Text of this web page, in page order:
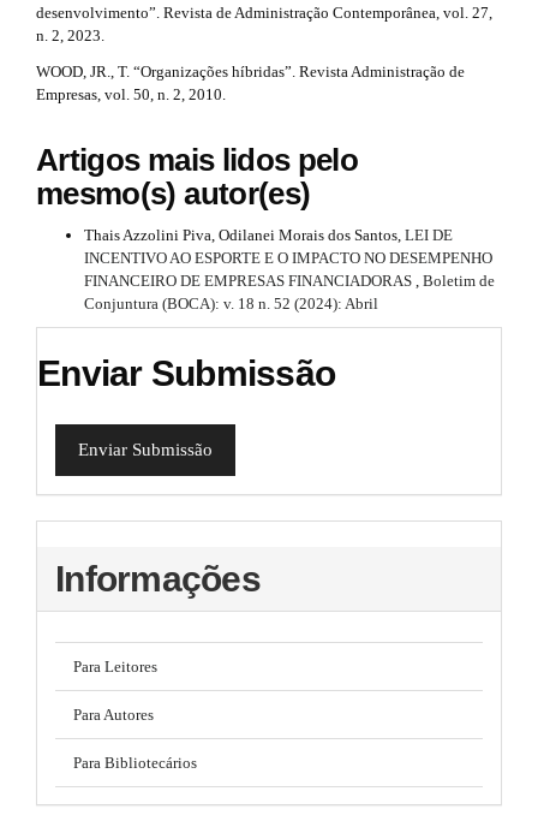
desenvolvimento”. Revista de Administração Contemporânea, vol. 27,
n. 2, 2023.
WOOD, JR., T. “Organizações híbridas”. Revista Administração de
Empresas, vol. 50, n. 2, 2010.
Artigos mais lidos pelo
mesmo(s) autor(es)
Thais Azzolini Piva, Odilanei Morais dos Santos, LEI DE
INCENTIVO AO ESPORTE E O IMPACTO NO DESEMPENHO
FINANCEIRO DE EMPRESAS FINANCIADORAS Boletim de
Conjuntura (BOCA): v. 18 n. 52 (2024): Abril
Enviar Submissão
Enviar Submissão
Informações
Para Leitores
Para Autores
Para Bibliotecários